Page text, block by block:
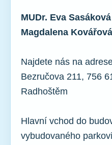
MUDr. Eva Sasáková
Magdalena Kovářová
Najdete nás na
Bezručova 211, 756
Radhoštěm
Hlavní vchod do
vybudovaného